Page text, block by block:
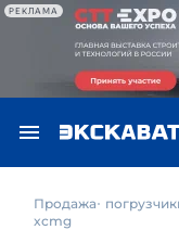
РЕКЛАМА
Продажа
xcmg